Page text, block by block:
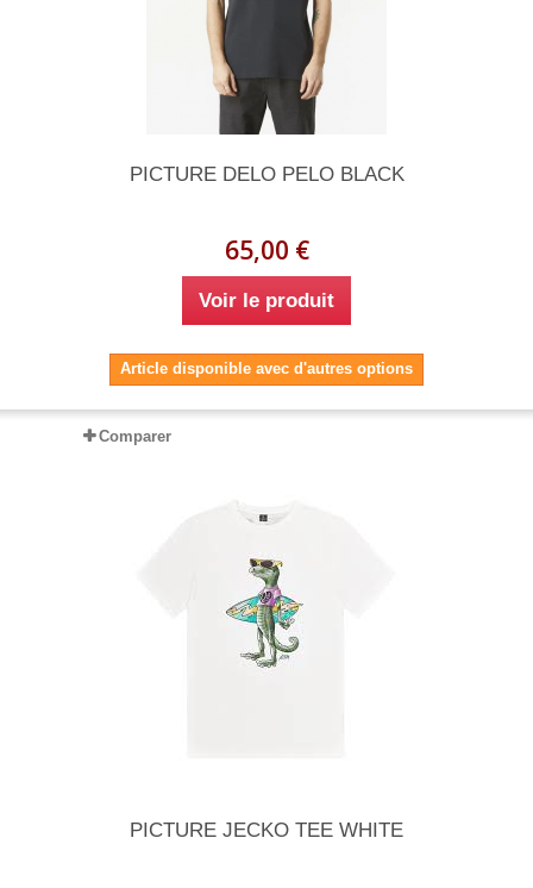
PICTURE DELO PELO BLACK
65,00 €
Voir le produit
Article disponible avec d'autres options
Comparer
PICTURE JECKO TEE WHITE